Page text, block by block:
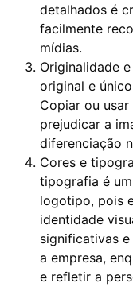
detalhados é
facilmente
mídias.
Originalidade
original e
Copiar ou
prejudicar a
diferenciação
Cores e
tipografia é
logotipo, pois
identidade
significativas
a empresa,
e refletir a